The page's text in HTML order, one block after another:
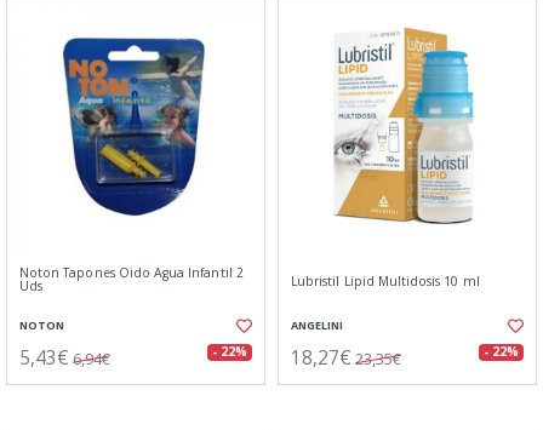
Noton Tapones Oido Agua Infantil 2
Uds
NOTON
5,43€ 6,94€ - 22%
Lubristil Lipid Multidosis 10 ml
ANGELINI
18,27€ 23,35€ - 22%